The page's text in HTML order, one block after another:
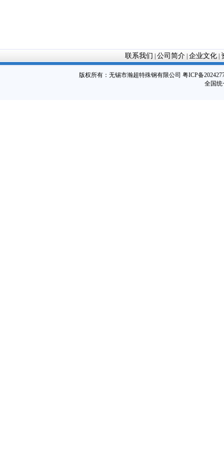
联系我们 公司简介| 企业文化|
版权所有： 无锡市瀚超特殊钢有限公司 粤ICP备
全国